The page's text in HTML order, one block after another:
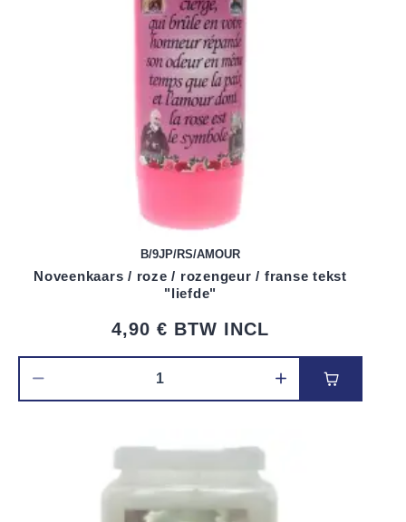
B/9JP/RS/AMOUR
Noveenkaars / roze / rozengeur / franse tekst
"liefde"
4,90 € BTW INCL
Voeg toe